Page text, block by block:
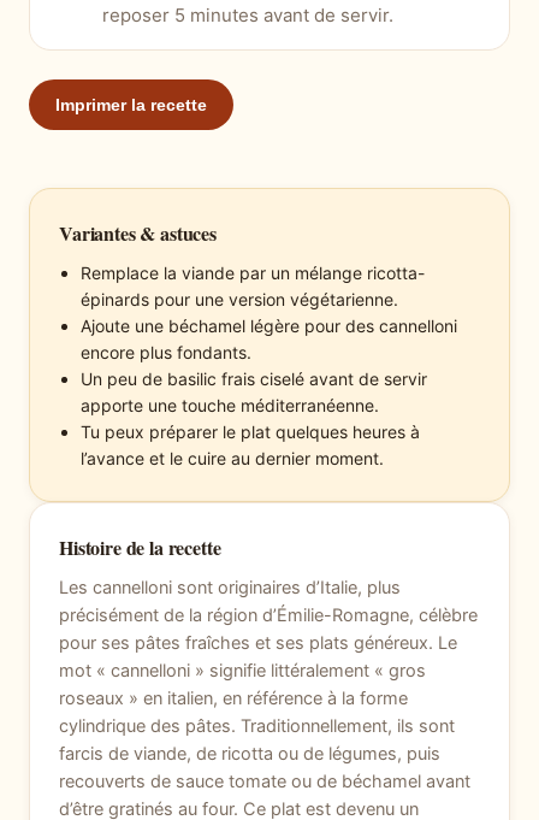
reposer 5 minutes avant de servir.
Imprimer la recette
Variantes & astuces
Remplace la viande par un mélange ricotta-
épinards pour une version végétarienne.
Ajoute une béchamel légère pour des cannelloni
encore plus fondants.
Un peu de basilic frais ciselé avant de servir
apporte une touche méditerranéenne.
Tu peux préparer le plat quelques heures à
l’avance et le cuire au dernier moment.
Histoire de la recette
Les cannelloni sont originaires d’Italie, plus
précisément de la région d’Émilie-Romagne, célèbre
pour ses pâtes fraîches et ses plats généreux. Le
mot « cannelloni » signifie littéralement « gros
roseaux » en italien, en référence à la forme
cylindrique des pâtes. Traditionnellement, ils sont
farcis de viande, de ricotta ou de légumes, puis
recouverts de sauce tomate ou de béchamel avant
d’être gratinés au four. Ce plat est devenu un